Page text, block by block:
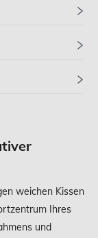
weichen Kissen
Ihres
und